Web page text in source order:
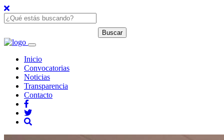
Inicio
Convocatorias
Noticias
Transparencia
Contacto